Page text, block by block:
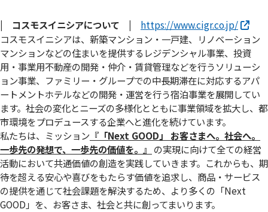
| コスモスイニシアについて |
https://www.cigr.co.jp/
コスモスイニシアは、新築マンション・一戸建、リノベーション
マンションなどの住まいを提供するレジデンシャル事業、投資
用・事業用不動産の開発・仲介・賃貸管理などを行うソリューシ
ョン事業、ファミリー・グループでの中長期滞在に対応するアパ
ートメントホテルなどの開発・運営を行う宿泊事業を展開してい
ます。社会の変化とニーズの多様化とともに事業領域を拡大し、都
市環境をプロデュースする企業へと進化を続けています。
私たちは、ミッション 『「Next GOOD」 お客さまへ。社会へ。
⼀歩先の発想で、⼀歩先の価値を。』 の実現に向けて全ての経営
活動において共通価値の創造を実践していきます。これからも、期
待を超える安心や喜びをもたらす価値を追求し、商品・サービス
の提供を通じて社会課題を解決するため、より多くの「Next
GOOD」を、お客さま、社会と共に創ってまいります。